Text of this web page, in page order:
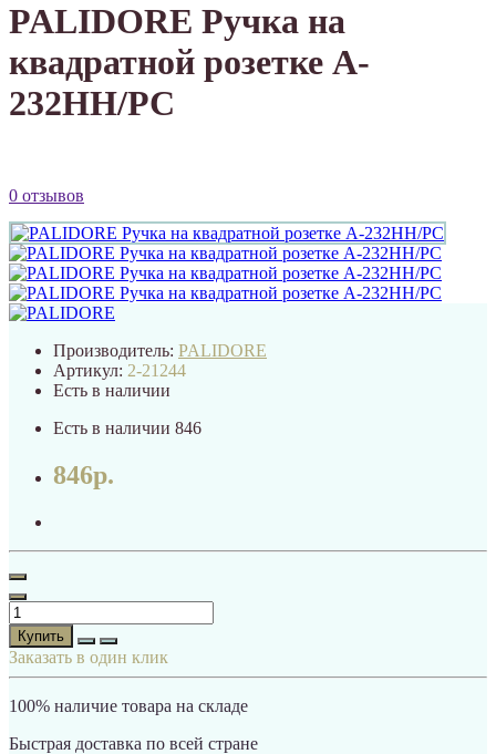
PALIDORE Ручка на
квадратной розетке A-
232HH/PC
0 отзывов
Производитель: PALIDORE
Артикул: 2-21244
Есть в наличии
Есть в наличии 846
846р.
Купить
Заказать в один клик
100% наличие товара на складе
Быстрая доставка по всей стране